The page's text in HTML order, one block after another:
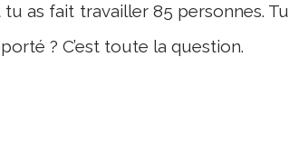
as fait travailler 85 personnes.
? C’est toute la question.